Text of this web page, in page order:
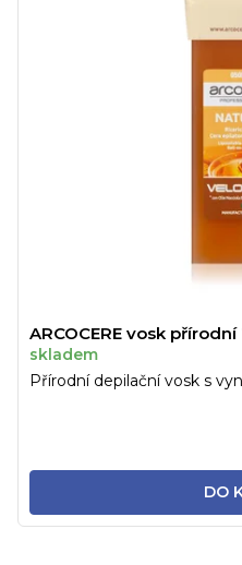
ARCOCERE vosk
skladem
DO
Přírodní depilační vosk s